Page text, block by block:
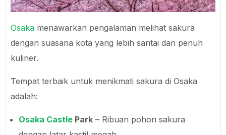
Osaka menawarkan pengalaman melihat sakura
dengan suasana kota yang lebih santai dan penuh
kuliner.
Tempat terbaik untuk menikmati sakura di Osaka
adalah:
Osaka Castle Park – Ribuan pohon sakura